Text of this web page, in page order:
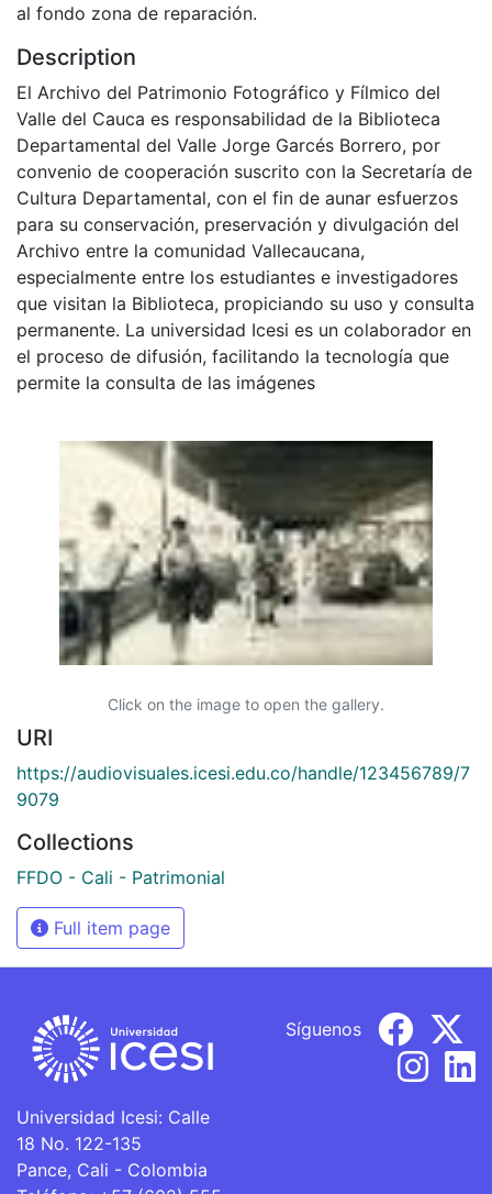
al fondo zona de reparación.
Description
El Archivo del Patrimonio Fotográfico y Fílmico del
Valle del Cauca es responsabilidad de la Biblioteca
Departamental del Valle Jorge Garcés Borrero, por
convenio de cooperación suscrito con la Secretaría de
Cultura Departamental, con el fin de aunar esfuerzos
para su conservación, preservación y divulgación del
Archivo entre la comunidad Vallecaucana,
especialmente entre los estudiantes e investigadores
que visitan la Biblioteca, propiciando su uso y consulta
permanente. La universidad Icesi es un colaborador en
el proceso de difusión, facilitando la tecnología que
permite la consulta de las imágenes
Click on the image to open the gallery.
URI
https://audiovisuales.icesi.edu.co/handle/123456789/7
9079
Collections
FFDO - Cali - Patrimonial
Full item page
Universidad Icesi: Calle
18 No. 122-135
Pance, Cali - Colombia
Síguenos